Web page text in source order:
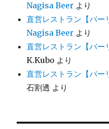
Nagisa Beer より
直営レストラン【バー
Nagisa Beer より
直営レストラン【バー
K.Kubo より
直営レストラン【バー
石割透 より